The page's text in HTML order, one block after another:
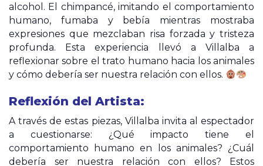
alcohol. El chimpancé, imitando el comportamiento
humano, fumaba y bebía mientras mostraba
expresiones que mezclaban risa forzada y tristeza
profunda. Esta experiencia llevó a Villalba a
reflexionar sobre el trato humano hacia los animales
y cómo debería ser nuestra relación con ellos.
Reflexión del Artista:
A través de estas piezas, Villalba invita al espectador
a cuestionarse: ¿Qué impacto tiene el
comportamiento humano en los animales? ¿Cuál
debería ser nuestra relación con ellos? Estos